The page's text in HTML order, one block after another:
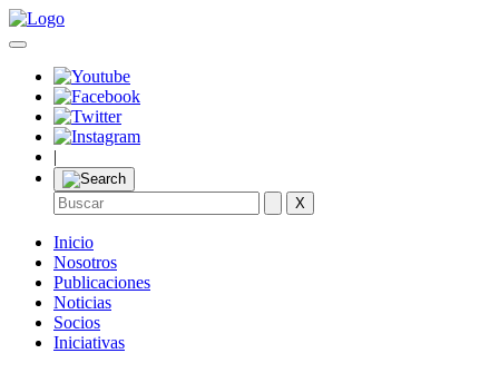
|
X
Inicio
Nosotros
Publicaciones
Noticias
Socios
Iniciativas